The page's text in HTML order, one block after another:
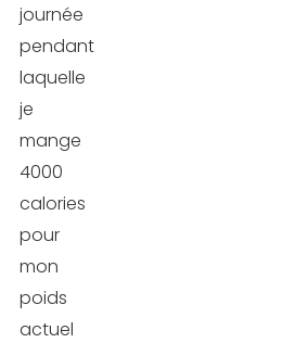
journée
pendant
laquelle
je
mange
4000
calories
pour
mon
poids
actuel